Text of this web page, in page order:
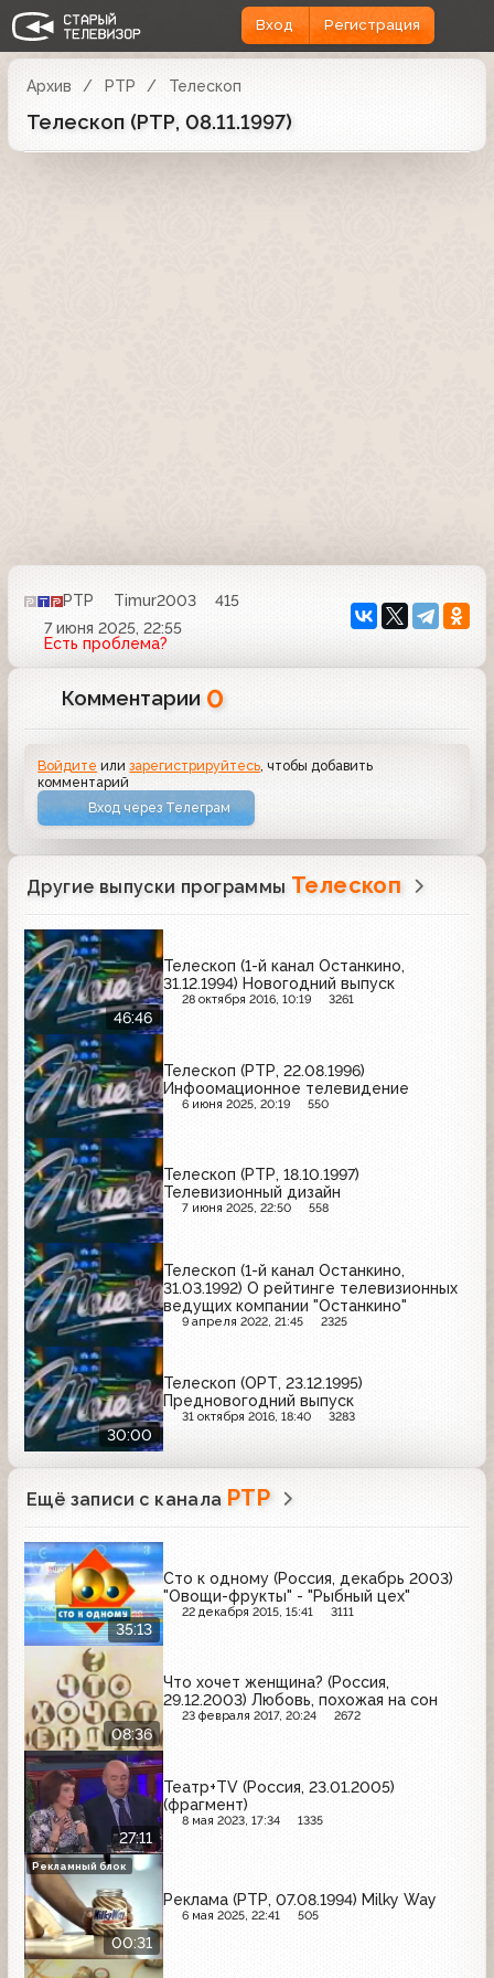
Вход Регистрация
Архив РТР Телескоп
Телескоп (РТР, 08.11.1997)
РТР Timur2003
415
7 июня 2025, 22:55
Есть проблема?
Комментарии 0
Войдите илизарегистрируйтесь , чтобы добавить
комментарий
Вход через Телеграм
Другие выпуски программы Телескоп
46:46
Телескоп (1-й канал Останкино,
31.12.1994) Новогодний выпуск
28 октября 2016, 10:19 3261
Телескоп (РТР, 22.08.1996)
Инфоомационное телевидение
6 июня 2025, 20:19 550
Телескоп (РТР, 18.10.1997)
Телевизионный дизайн
7 июня 2025, 22:50 558
Телескоп (1-й канал Останкино,
31.03.1992) О рейтинге телевизионных
ведущих компании "Останкино"
9 апреля 2022, 21:45 2325
30:00
Телескоп (ОРТ, 23.12.1995)
Предновогодний выпуск
31 октября 2016, 18:40 3283
Ещё записи с канала РТР
35:13
Сто к одному (Россия, декабрь 2003)
"Овощи-фрукты" - "Рыбный цех"
22 декабря 2015, 15:41 3111
08:36
Что хочет женщина? (Россия,
29.12.2003) Любовь, похожая на сон
23 февраля 2017, 20:24 2672
27:11
Театр+TV (Россия, 23.01.2005)
(фрагмент)
8 мая 2023, 17:34 1335
00:31
Реклама (РТР, 07.08.1994) Milky Way
6 мая 2025, 22:41 505
Рекламный блок